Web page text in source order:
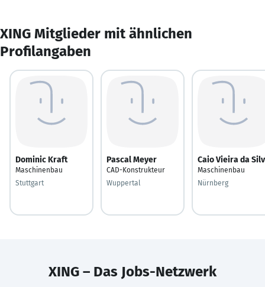
XING Mitglieder mit ähnlichen
Profilangaben
Dominic Kraft
Maschinenbau
Stuttgart
Pascal Meyer
CAD-Konstrukteur
Wuppertal
Caio Vieira da
Maschinenbau
Nürnberg
XING – Das Jobs-Netzwerk